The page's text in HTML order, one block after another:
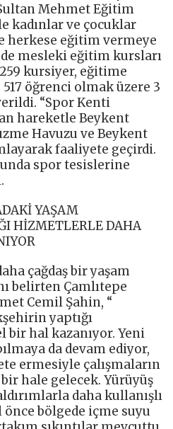
Mehmet Eğitim
kadınlar ve çocuklar
herkese eğitim vermeye
mesleki eğitim kursları
kursiyer, eğitime
öğrenci olmak üzere 3
“Spor Kenti
hareketle Beykent
Havuzu ve Beykent
faaliyete geçirdi.
spor tesislerine
YAŞAM
HİZMETLERLE DAHA
çağdaş bir yaşam
belirten Çamlıtepe
Cemil Şahin, “
yaptığı
bir hal kazanıyor. Yeni
da devam ediyor,
ermesiyle çalışmaların
hale gelecek. Yürüyüş
daha kullanışlı
önce bölgede içme suyu